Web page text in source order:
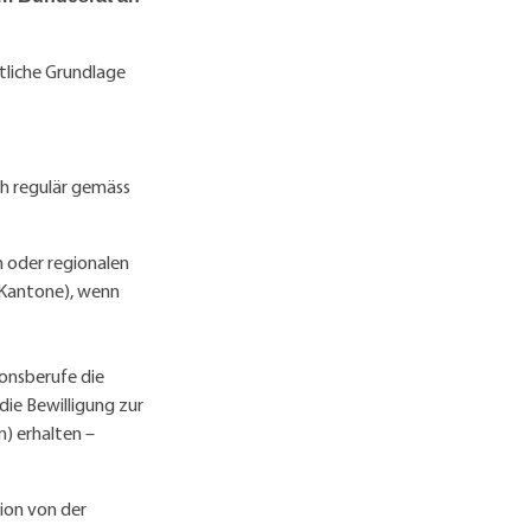
Grundlage
regulär gemäss
oder regionalen
wenn
die
Bewilligung zur
erhalten –
von der